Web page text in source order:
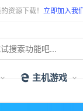
资源下载！ 立即加入我们
主机游戏